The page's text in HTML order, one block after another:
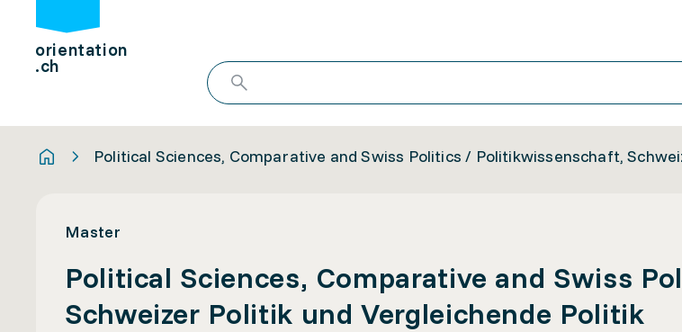
orientation
.ch
Political Sciences, Comparative and Swiss Politics / Politikwissenschaft,
Master
Political Sciences, Comparative and Swiss
Schweizer Politik und Vergleichende Politik